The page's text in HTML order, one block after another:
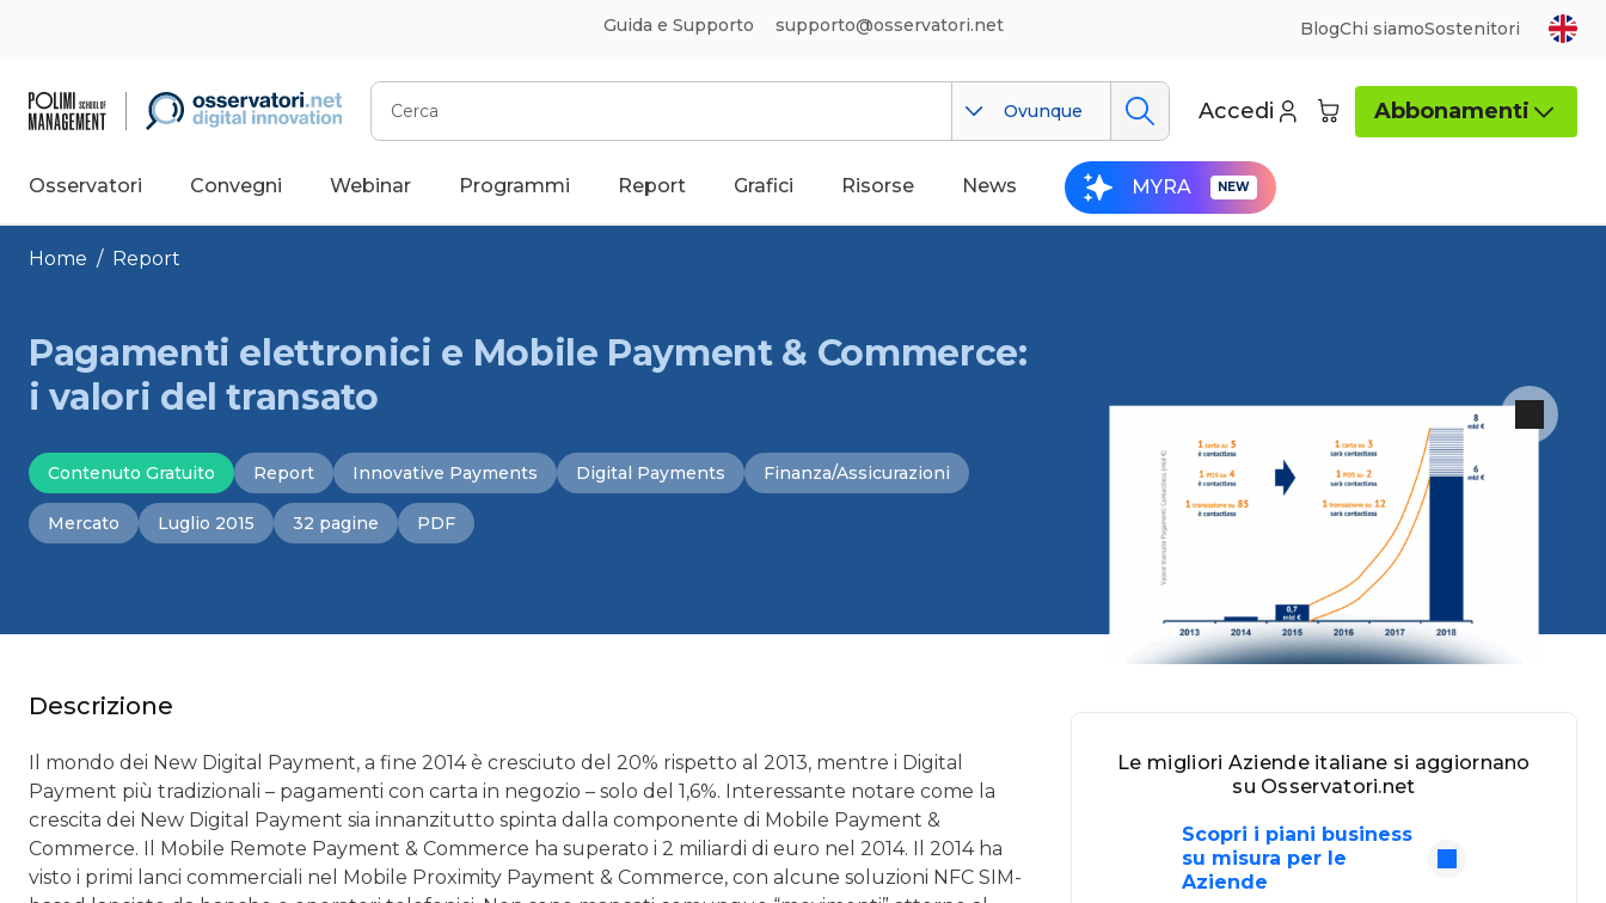
Guida e Supporto supporto@osservatori.net BlogChi siamoSostenitori
Cerca
Ovunque Accedi Abbonamenti
Osservatori Convegni Webinar Programmi Report Grafici Risorse News MYRA
Home / Report
Pagamenti elettronici e Mobile Payment & Commerce:
i valori del transato
Contenuto Gratuito Report Innovative Payments Digital Payments Finanza/Assicurazioni
Mercato Luglio 2015 32 pagine PDF
Descrizione
Il mondo dei New Digital Payment, a fine 2014 è cresciuto del 20% rispetto al 2013, mentre i Digital
Payment più tradizionali – pagamenti con carta in negozio – solo del 1,6%. Interessante notare come la
crescita dei New Digital Payment sia innanzitutto spinta dalla componente di Mobile Payment &
Commerce. Il Mobile Remote Payment & Commerce ha superato i 2 miliardi di euro nel 2014. Il 2014 ha
visto i primi lanci commerciali nel Mobile Proximity Payment & Commerce, con alcune soluzioni NFC SIM-
Le migliori Aziende italiane si aggiornano
su Osservatori.net
Scopri i piani business
su misura per le
Aziende